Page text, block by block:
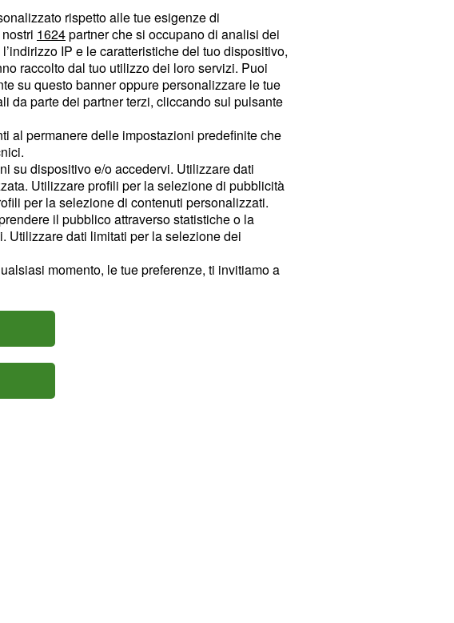
rispetto alle tue esigenze di
1624partner che si occupano di analisi dei
IP e le caratteristiche del tuo dispositivo,
raccolto dal tuo utilizzo dei loro servizi. Puoi
su questo banner oppure personalizzare le tue
da parte dei partner terzi, cliccando sul pulsante
al permanere delle impostazioni predefinite che
su dispositivo e/o accedervi. Utilizzare dati
Utilizzare profili per la selezione di pubblicità
per la selezione di contenuti personalizzati.
il pubblico attraverso statistiche o la
Utilizzare dati limitati per la selezione dei
momento, le tue preferenze, ti invitiamo a